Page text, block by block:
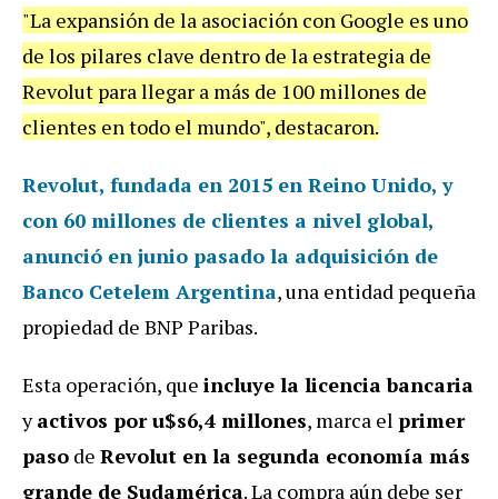
"La expansión de la asociación con Google es uno
de los pilares clave dentro de la estrategia de
Revolut para llegar a más de 100 millones de
clientes en todo el mundo", destacaron.
Revolut, fundada en 2015 en Reino Unido, y
con 60 millones de clientes a nivel global,
anunció en junio pasado la adquisición de
Banco Cetelem Argentina, una entidad pequeña
propiedad de BNP Paribas.
Esta operación, que incluye la licencia bancaria
yactivos por u$s6,4 millones, marca el primer
paso de Revolut en la segunda economía más
grande de Sudamérica.La compra aún debe ser